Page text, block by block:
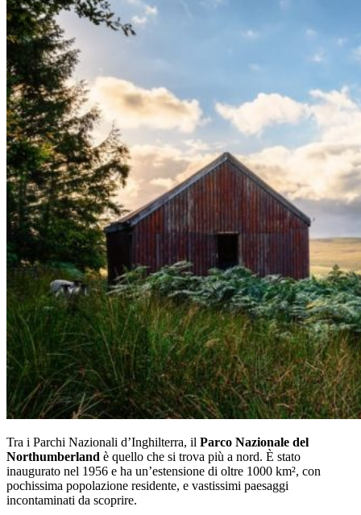
Tra i Parchi Nazionali d’Inghilterra, il Parco Nazionale del
Northumberland è quello che si trova più a nord. È stato
inaugurato nel 1956 e ha un’estensione di oltre 1000 km², con
pochissima popolazione residente, e vastissimi paesaggi
incontaminati da scoprire.